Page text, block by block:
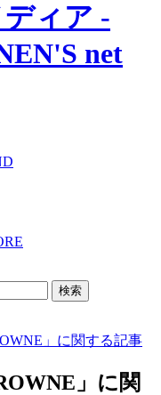
ィア -
net
検索
」に関する記事
」に関